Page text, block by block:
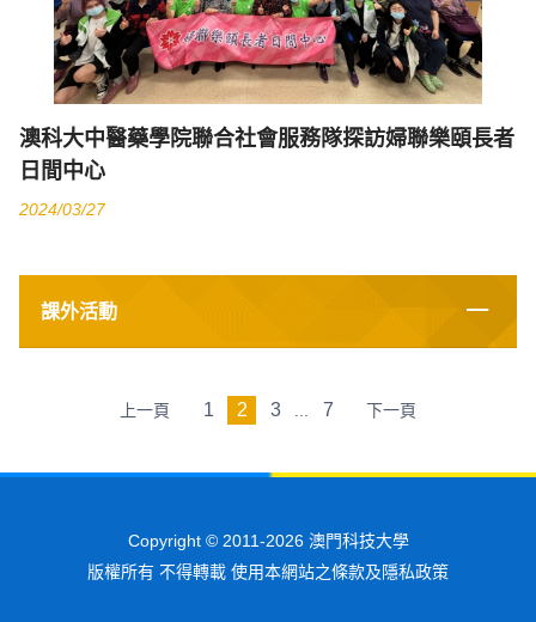
澳科大中醫藥學院聯合社會服務隊探訪婦聯樂頤長者
日間中心
2024/03/27
課外活動
上一頁 1 2 3 7 下一頁
Copyright © 2011-2026 澳門科技大學
版權所有 不得轉載 使用本網站之條款及隱私政策